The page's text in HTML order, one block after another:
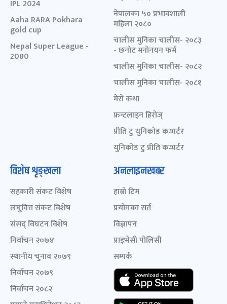
IPL 2024
Aaha RARA Pokhara
gold cup
Nepal Super League -
2080
नेपालका ५० प्रभावशाली
महिला २०८०
चालीस मुनिका चालीस- २०८३
- छनोट मनोनयन फर्म
चालीस मुनिका चालीस- २०८२
चालीस मुनिका चालीस- २०८१
मेरो कथा
फ्रन्टलाइन हिरोज्
प्रीति टु युनिकोड कन्भर्टर
युनिकोड टु प्रीति कन्भर्टर
विशेष शृङ्खला
सहकारी संकट विशेष
लघुवित्त संकट विशेष
संसद् विघटन विशेष
निर्वाचन २०७४
स्थानीय चुनाव २०७९
निर्वाचन २०७९
निर्वाचन २०८२
अनलाइनखबर
हाम्रो टिम
प्रयोगका सर्त
विज्ञापन
प्राइभेसी पोलिसी
सम्पर्क